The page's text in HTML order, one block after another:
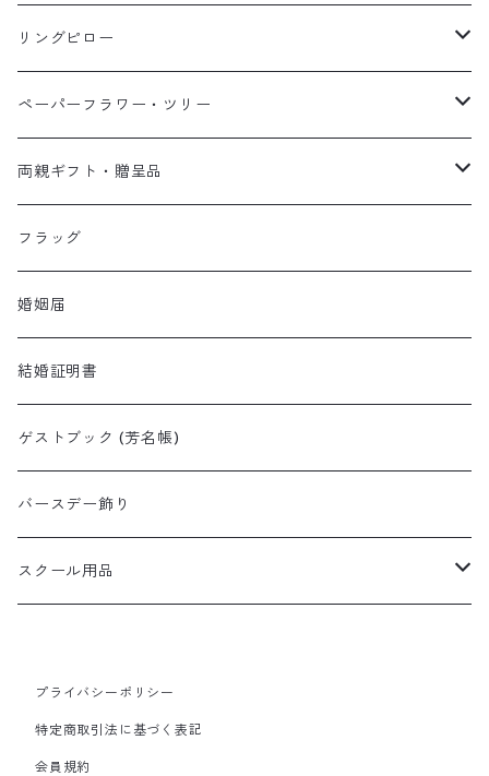
アクリルウェルカムボード
イーゼル・スタンド
リングピロー
手作りキット
完成品
ペーパーフラワー・ツリー
ペーパーフラワー単品
ペーパーフラワーセット
ペーパーツリー
両親ギフト・贈呈品
体重ベア・ラビット
子育て感謝状
フラッグ
婚姻届
結婚証明書
ゲストブック (芳名帳)
バースデー飾り
スクール用品
プライバシーポリシー
特定商取引法に基づく表記
会員規約